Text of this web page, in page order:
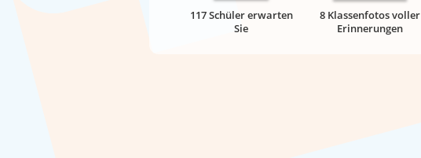
117 Schüler erwarten
Sie
8 Klassenfotos voller
Erinnerungen